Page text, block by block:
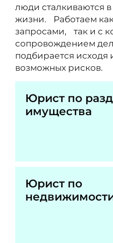
люди сталкиваются
жизни. Работаем
запросами, так и с
сопровождением
подбирается исходя
возможных рисков.
Юрист по
имущества
Юрист по